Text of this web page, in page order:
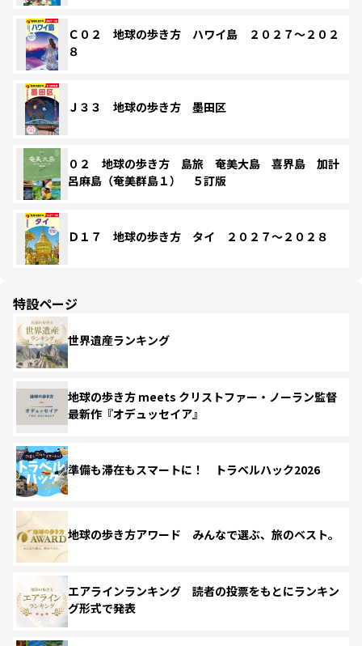
Ｃ０２ 地球の歩き方 ハワイ島 ２０２７～２０２
８
Ｊ３３ 地球の歩き方 墨田区
０２ 地球の歩き方 島旅 奄美大島 喜界島 加計
呂麻島（奄美群島１） ５訂版
Ｄ１７ 地球の歩き方 タイ ２０２７～２０２８
特設ページ
世界遺産ランキング
地球の歩き方 meets クリストファー・ノーラン監督
最新作『オデュッセイア』
準備も滞在もスマートに！ トラベルハック2026
地球の歩き方アワード みんなで選ぶ、旅のベスト。
エアラインランキング 読者の投票をもとにランキン
グ形式で発表